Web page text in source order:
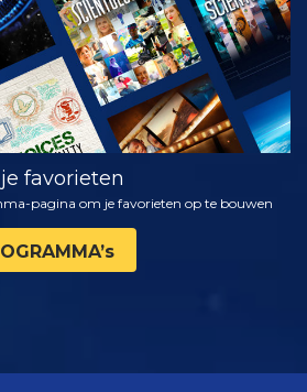
favorieten
pagina om je favorieten op te bouwen